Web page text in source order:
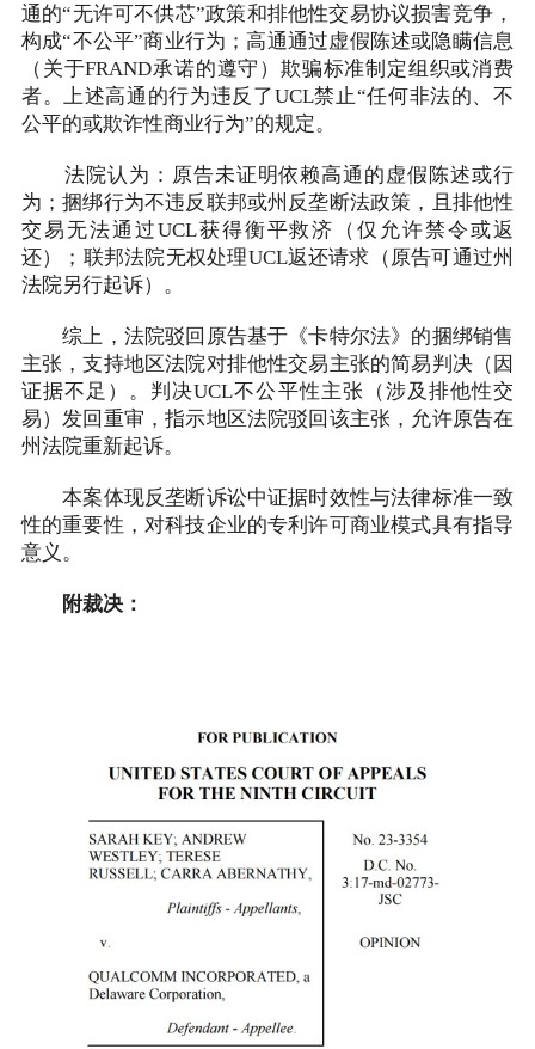
通的“无许可不供芯”政策和排他性交易协议损害竞争，
构成“不公平”商业行为；高通通过虚假陈述或隐瞒信息
（关于FRAND承诺的遵守）欺骗标准制定组织或消费
者。上述高通的行为违反了UCL禁止“任何非法的、不
公平的或欺诈性商业行为”的规定。
法院认为：原告未证明依赖高通的虚假陈述或行
为；捆绑行为不违反联邦或州反垄断法政策，且排他性
交易无法通过UCL获得衡平救济（仅允许禁令或返
还）；联邦法院无权处理UCL返还请求（原告可通过州
法院另行起诉）。
综上，法院驳回原告基于《卡特尔法》的捆绑销售
主张，支持地区法院对排他性交易主张的简易判决（因
证据不足）。判决UCL不公平性主张（涉及排他性交
易）发回重审，指示地区法院驳回该主张，允许原告在
州法院重新起诉。
本案体现反垄断诉讼中证据时效性与法律标准一致
性的重要性，对科技企业的专利许可商业模式具有指导
意义。
附裁决：